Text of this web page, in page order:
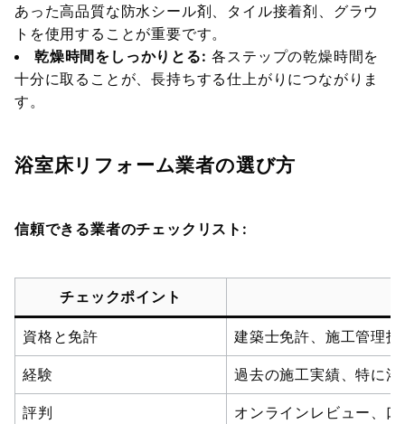
あった高品質な防水シール剤、タイル接着剤、グラウ
トを使用することが重要です。
乾燥時間をしっかりとる: 各ステップの乾燥時間を
十分に取ることが、長持ちする仕上がりにつながりま
す。
浴室床リフォーム業者の選び方
信頼できる業者のチェックリスト:
チェックポイント
資格と免許 建築士免許、施工管理
経験 過去の施工実績、特に
評判 オンラインレビュー、口